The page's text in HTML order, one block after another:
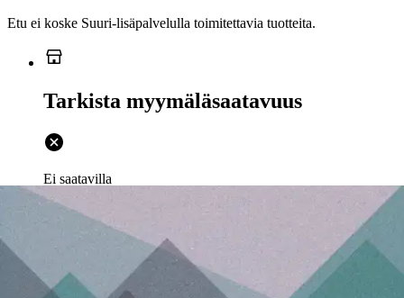
Etu ei koske Suuri‑lisäpalvelulla toimitettavia tuotteita.
Tarkista myymäläsaatavuus
Ei saatavilla
Tuotekuvaus